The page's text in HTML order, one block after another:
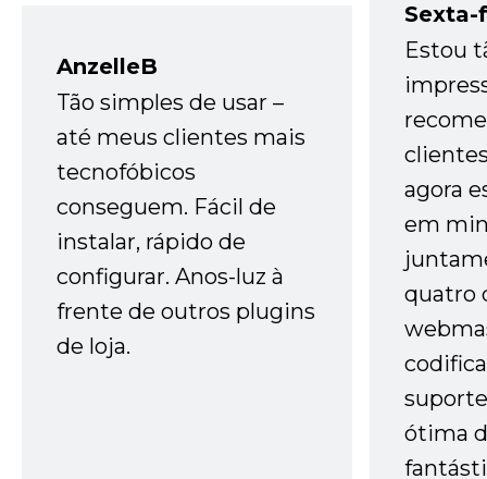
AnzelleB
Tão simples de usar –
até meus clientes mais
tecnofóbicos
conseguem. Fácil de
instalar, rápido de
configurar. Anos-luz à
frente de outros plugins
de loja.
Sexta-
Estou
agora
em
quatro
ótima